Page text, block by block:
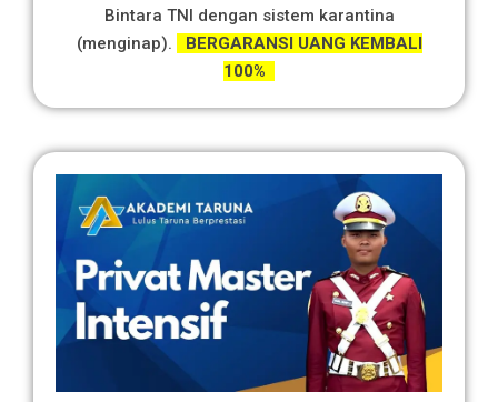
Bintara TNI dengan sistem karantina
(menginap).
BERGARANSI UANG KEMBALI
100%